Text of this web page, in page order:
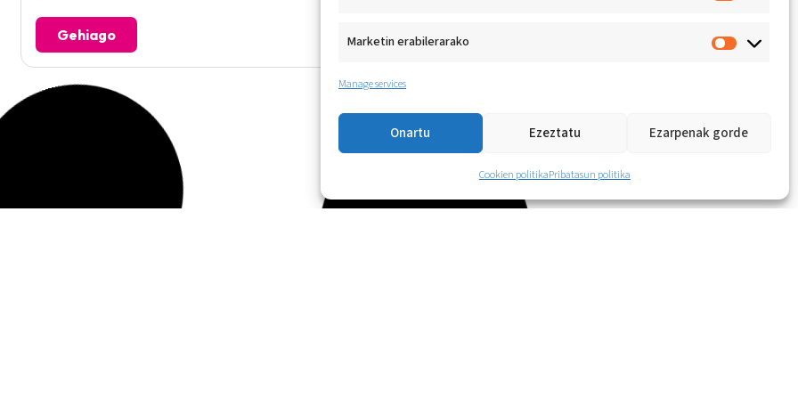
Marketin erabilerarako
Manage services
Onartu Ezeztatu Ezarpenak gorde
Cookien politikaPribatasun politika
Gehiago
Este tatuaje cambia de color según los
niveles de azucar en sangre. monitorizar la salud mientas
conducimos.
Gehiago